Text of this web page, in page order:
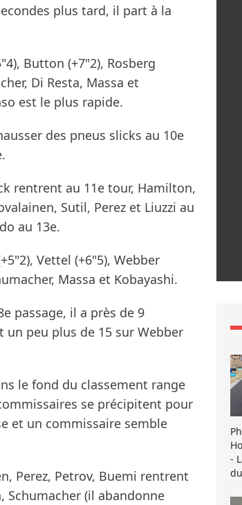
plus tard, il part à la
Button (+7"2), Rosberg
Di Resta, Massa et
est le plus rapide.
des pneus slicks au 10e
rentrent au 11e tour, Hamilton,
Sutil, Perez et Liuzzi au
au 13e.
Vettel (+6"5), Webber
Massa et Kobayashi.
passage, il a près de 9
un peu plus de 15 sur Webber
le fond du classement range
se précipitent pour
et un commissaire semble
Perez, Petrov, Buemi rentrent
Schumacher (il abandonne
-